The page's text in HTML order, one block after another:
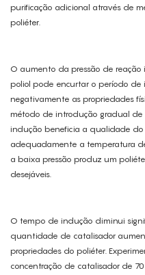
purificação adicional através de
poliéter.
O aumento da pressão de
poliol pode encurtar o período
negativamente as propriedades
método de introdução gradual
indução beneficia a qualidade
adequadamente a temperatura
a baixa pressão produz um
desejáveis.
O tempo de indução diminui
quantidade de catalisador
propriedades do poliéter.
concentração de catalisador de